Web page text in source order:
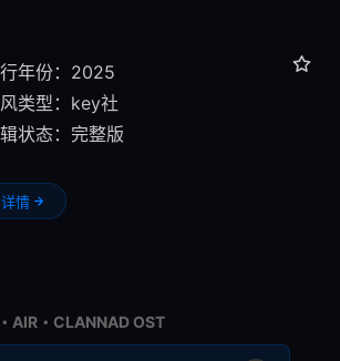
年份：2025
类型： key社
状态：完整版
详情
AIR・CLANNAD OST